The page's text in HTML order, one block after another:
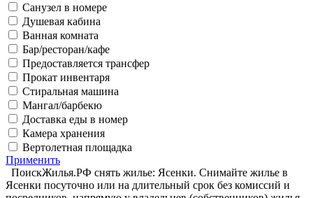
Санузел в номере
Душевая кабина
Ванная комната
Бар/ресторан/кафе
Предоставляется трансфер
Прокат инвентаря
Стиральная машина
Мангал/барбекю
Доставка еды в номер
Камера хранения
Вертолетная площадка
Применить
ПоискЖилья.РФ снять жилье: Ясенки. Снимайте жилье в
Ясенки посуточно или на длительный срок без комиссий и